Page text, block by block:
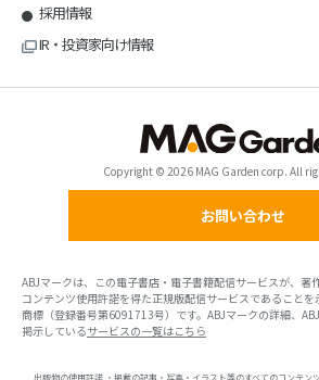
採用情報
IR・投資家向け情報
Copyright © 2026 MAG Garden corp. All
お問い合わせ
ABJマークは、この電子書店・電子書籍配信サービスが、著
コンテンツ使用許諾を得た正規版配信サービスであることを
商標（登録番号第6091713号）です。ABJマークの詳細、
掲示しているサービスの一覧はこちら
出版物の使用許諾 ・掲載の記事・写真・イラスト等のすべてのコンテン